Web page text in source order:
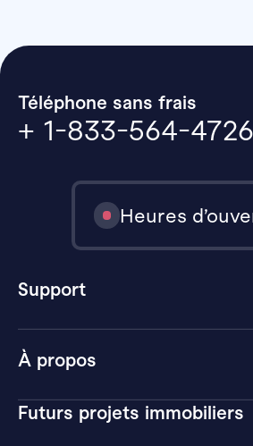
À propos
Futurs projets immobiliers
Téléphone sans frais
+ 1-833-564-4726
Heures
Support